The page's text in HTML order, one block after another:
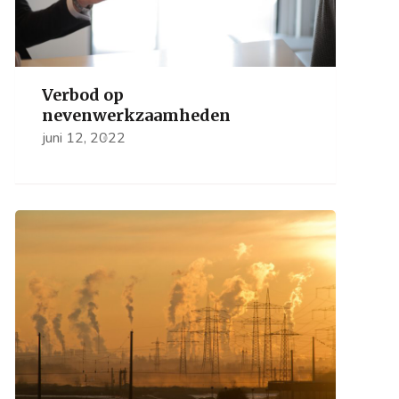
Verbod op
nevenwerkzaamheden
juni 12, 2022